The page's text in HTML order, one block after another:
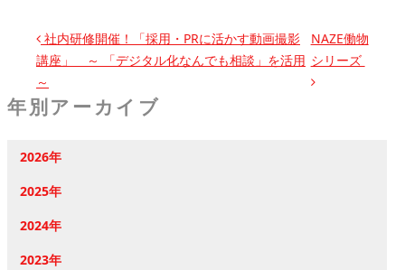
投稿ナビゲーション
社内研修開催！「採用・PRに活かす動画撮影
講座」 ～ 「デジタル化なんでも相談」を活用
～
NAZE働物
シリーズ
年別アーカイブ
2026年
2025年
2024年
2023年